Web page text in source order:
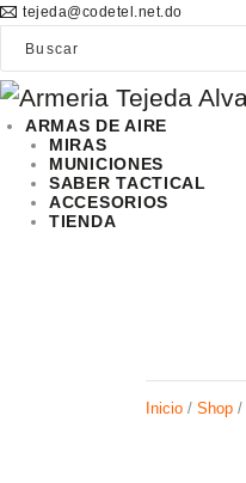
tejeda@codetel.net.do
ARMAS DE AIRE
MIRAS
MUNICIONES
SABER TACTICAL
ACCESORIOS
TIENDA
Inicio / Shop /